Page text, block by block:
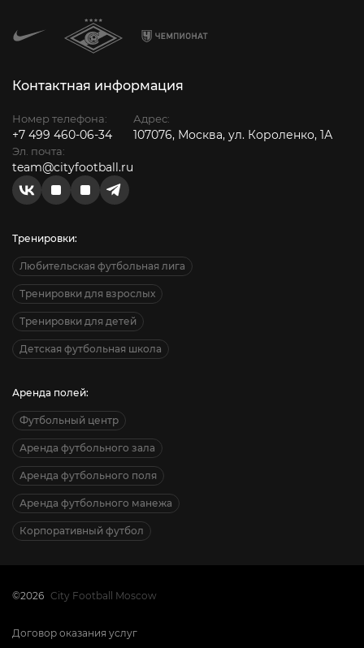
Контактная информация
Номер телефона:
+7 499 460-06-34
Эл. почта:
team@cityfootball.ru
Адрес:
107076, Москва, ул. Короленко, 1А
Тренировки:
Любительская футбольная лига
Тренировки для взрослых
Тренировки для детей
Детская футбольная школа
Аренда полей:
Футбольный центр
Аренда футбольного зала
Аренда футбольного поля
Аренда футбольного манежа
Корпоративный футбол
©2026 City Football Moscow
Договор оказания услуг